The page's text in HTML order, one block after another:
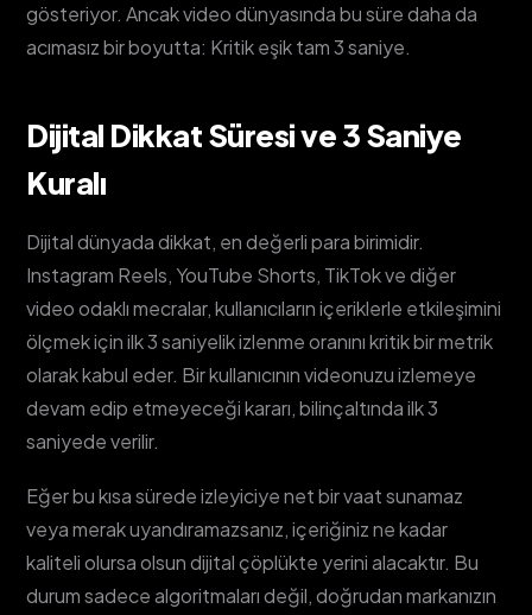
gösteriyor. Ancak video dünyasında bu süre daha da
acımasız bir boyutta: Kritik eşik tam 3 saniye.
Dijital Dikkat Süresi ve 3 Saniye
Kuralı
Dijital dünyada dikkat, en değerli para birimidir.
Instagram Reels, YouTube Shorts, TikTok ve diğer
video odaklı mecralar, kullanıcıların içeriklerle etkileşimini
ölçmek için ilk 3 saniyelik izlenme oranını kritik bir metrik
olarak kabul eder. Bir kullanıcının videonuzu izlemeye
devam edip etmeyeceği kararı, bilinçaltında ilk 3
saniyede verilir.
Eğer bu kısa sürede izleyiciye net bir vaat sunamaz
veya merak uyandıramazsanız, içeriğiniz ne kadar
kaliteli olursa olsun dijital çöplükte yerini alacaktır. Bu
durum sadece algoritmaları değil, doğrudan markanızın